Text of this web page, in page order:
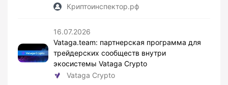
Криптоинспектор.рф
16.07.2026
Vataga.team: партнерская программа для
трейдерских сообществ внутри
экосистемы Vataga Crypto
Vataga Crypto